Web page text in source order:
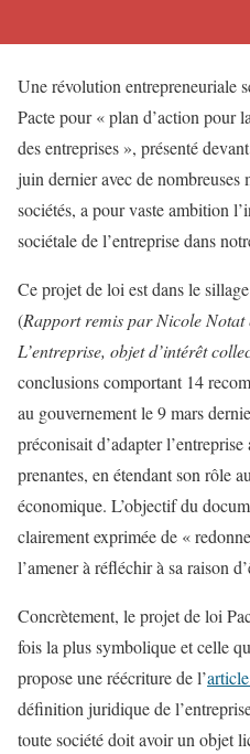
Une révolution entrepreneuriale
Pacte pour « plan d’action pour
des entreprises », présenté
juin dernier avec de nombreuses
sociétés, a pour vaste ambition
sociétale de l’entreprise dans
Ce projet de loi est dans le
(Rapport remis par Nicole
L’entreprise, objet d’intérêt
conclusions comportant 14
au gouvernement le 9 mars
préconisait d’adapter
prenantes, en étendant son rôle
économique. L’objectif du
clairement exprimée de «
l’amener à réfléchir à sa raison
Concrètement, le projet de loi
fois la plus symbolique et celle
propose une réécriture de l’
définition juridique de
toute société doit avoir un objet